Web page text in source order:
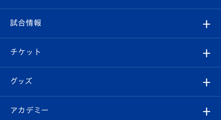
クラブ
試合情報
チケット
イベント
クラブ概要
エンブレム紹介
スタッフプロフィール
観戦ルール
はじめての観戦ガイド
Revive Team
試合情報
試合日程/結果
フォトギャラリー
チケット
チケット
グッズ
オンラインショップ
アカデミー